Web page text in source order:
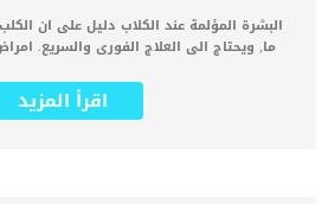
البشرة المؤلمة عند الكلاب دليل على ان
ما, ويحتاج الى العلاج الفورى والسريع.
للكلب, فانها ايضا تعطيه مظهرا غير محبب.
الجلد من التهيج البسيط الى الحالة
اقرأ المزيد